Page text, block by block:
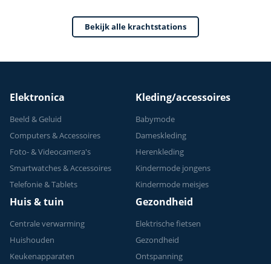
Verstelbaar -
Krachttraining - Tot
Bekijk alle krachtstations
Elektronica
Beeld & Geluid
Computers & Accessoires
Foto- & Videocamera's
Smartwatches & Accessoires
Telefonie & Tablets
Kleding/accessoires
Babymode
Dameskleding
Herenkleding
Kindermode jongens
Kindermode meisjes
Huis & tuin
Centrale verwarming
Huishouden
Keukenapparaten
Gezondheid
Elektrische fietsen
Gezondheid
Ontspanning